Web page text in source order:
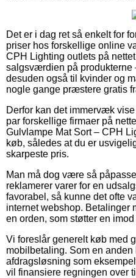
Det er i dag ret så enkelt for
priser hos forskellige online
CPH Lighting outlets på
salgsværdien på produkterne
desuden også til kvinder og
nogle gange præstere gratis
Derfor kan det immervæk
par forskellige firmaer på
Gulvlampe Mat Sort – CPH
køb, således at du er
skarpeste pris.
Man må dog være så
reklamerer varer for en
favorabel, så kunne det ofte
internet webshop. Betalinger
en orden, som støtter en
Vi foreslår generelt køb med
mobilbetaling. Som en
afdragsløsning som
vil finansiere regningen over